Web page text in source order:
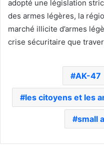
adopté une législation
des armes légères, la
marché illicite d’armes
crise sécuritaire que
AK-47
les citoyens et les
small